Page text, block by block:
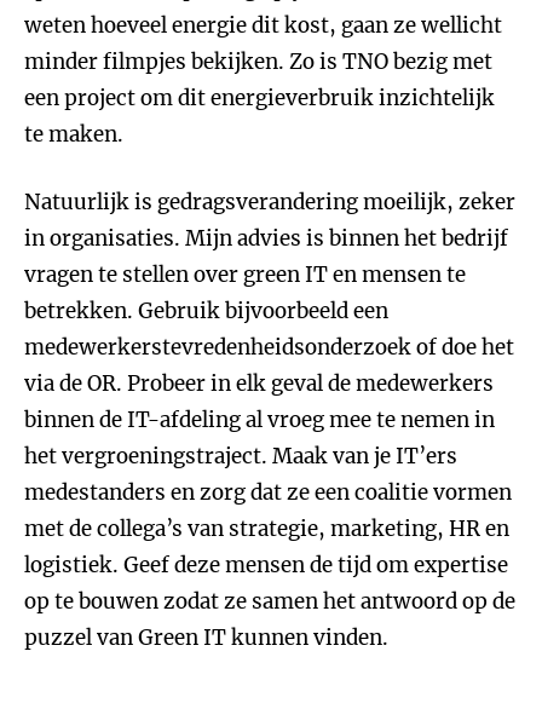
weten hoeveel energie dit kost, gaan ze wellicht
minder filmpjes bekijken. Zo is TNO bezig met
een project om dit energieverbruik inzichtelijk
te maken.
Natuurlijk is gedragsverandering moeilijk, zeker
in organisaties. Mijn advies is binnen het bedrijf
vragen te stellen over green IT en mensen te
betrekken. Gebruik bijvoorbeeld een
medewerkerstevredenheidsonderzoek of doe het
via de OR. Probeer in elk geval de medewerkers
binnen de IT-afdeling al vroeg mee te nemen in
het vergroeningstraject. Maak van je IT’ers
medestanders en zorg dat ze een coalitie vormen
met de collega’s van strategie, marketing, HR en
logistiek. Geef deze mensen de tijd om expertise
op te bouwen zodat ze samen het antwoord op de
puzzel van Green IT kunnen vinden.